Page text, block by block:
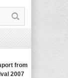
from
2007